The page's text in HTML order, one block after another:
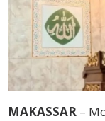
MAKASSAR –